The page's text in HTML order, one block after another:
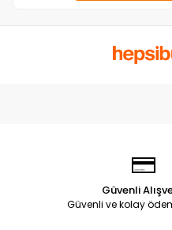
Güvenli
Güvenli ve kolay